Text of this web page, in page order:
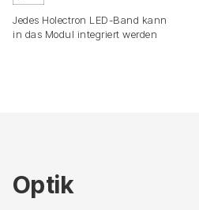
Jedes Holectron LED-Band kann
in das Modul integriert werden
Optik